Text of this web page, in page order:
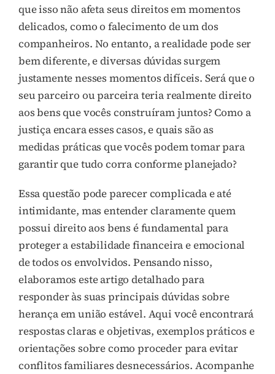
que isso não afeta seus direitos em momentos
delicados, como o falecimento de um dos
companheiros. No entanto, a realidade pode ser
bem diferente, e diversas dúvidas surgem
justamente nesses momentos difíceis. Será que o
seu parceiro ou parceira teria realmente direito
aos bens que vocês construíram juntos? Como a
justiça encara esses casos, e quais são as
medidas práticas que vocês podem tomar para
garantir que tudo corra conforme planejado?
Essa questão pode parecer complicada e até
intimidante, mas entender claramente quem
possui direito aos bens é fundamental para
proteger a estabilidade financeira e emocional
de todos os envolvidos. Pensando nisso,
elaboramos este artigo detalhado para
responder às suas principais dúvidas sobre
herança em união estável. Aqui você encontrará
respostas claras e objetivas, exemplos práticos e
orientações sobre como proceder para evitar
conflitos familiares desnecessários. Acompanhe